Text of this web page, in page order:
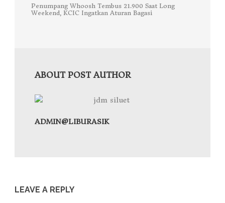
Penumpang Whoosh Tembus 21.900 Saat Long
Weekend, KCIC Ingatkan Aturan Bagasi
ABOUT POST AUTHOR
ADMIN@LIBURASIK
LEAVE A REPLY